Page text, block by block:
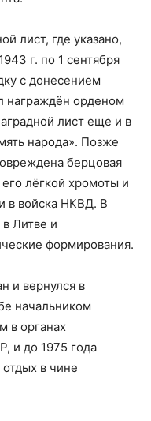
лист, где указано,
г. по 1 сентября
с донесением
награждён орденом
лист еще и в
народа». Позже
берцовая
лёгкой хромоты и
в войска НКВД. В
в Литве и
формирования.
и вернулся в
начальником
в органах
и до 1975 года
в чине